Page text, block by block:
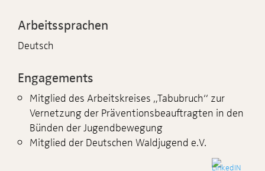
Arbeitssprachen
Deutsch
Engagements
Mitglied des Arbeitskreises „Tabubruch“ zur
Vernetzung der Präventionsbeauftragten in den
Bünden der Jugendbewegung
Mitglied der Deutschen Waldjugend e.V.